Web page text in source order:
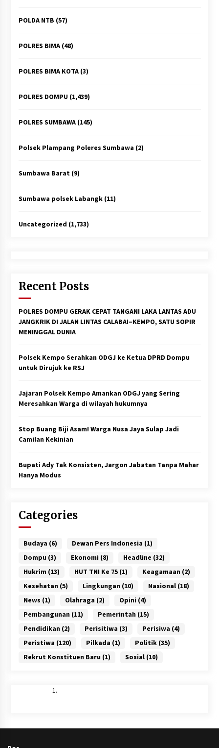
POLDA NTB (57)
POLRES BIMA(48)
POLRES BIMA KOTA(3)
POLRES DOMPU(1,439)
POLRES SUMBAWA(145)
Polsek Plampang Poleres Sumbawa (2)
Sumbawa Barat(9)
Sumbawa polsek Labangk(11)
Uncategorized (1,733)
Recent Posts
POLRES DOMPU GERAK CEPAT TANGANI LAKA LANTAS ADU
JANGKRIK DI JALAN LINTAS CALABAI–KEMPO, SATU SOPIR
MENINGGAL DUNIA
Polsek Kempo Serahkan ODGJ ke Ketua DPRD Dompu
untuk Dirujuk ke RSJ
Jajaran Polsek Kempo Amankan ODGJ yang Sering
Meresahkan Warga di wilayah hukumnya
Stop Buang Biji Asam! Warga Nusa Jaya Sulap Jadi
Camilan Kekinian
Bupati Ady Tak Konsisten, Jargon Jabatan Tanpa Mahar
Hanya Modus
Categories
Budaya (6) Dewan Pers Indonesia (1)
Dompu (3) Ekonomi (8) Headline (32)
Hukrim (13) HUT TNI Ke 75(1) Keagamaan (2)
Kesehatan (5) Lingkungan (10) Nasional(18)
News (1) Olahraga (2) Opini (4)
Pembangunan (11) Pemerintah (15)
Pendidikan (2) Perisitiwa (3) Perisiwa (4)
Peristiwa (120) Pilkada (1) Politik(35)
Rekrut Konstituen Baru (1) Sosial(10)